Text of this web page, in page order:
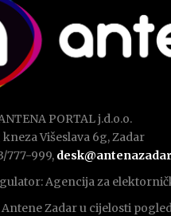
PORTAL j.d.o.o.
Višeslava 6g, Zadar
777-999,
Agencija za
Zadar u cijelosti